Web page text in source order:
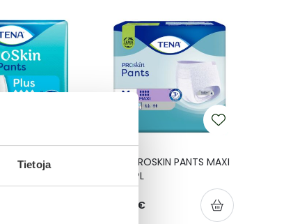
Tietoja
PANTS PLUS
TENA
TENA PROSKIN PANTS MAXI
M 10 KPL
24,90 €